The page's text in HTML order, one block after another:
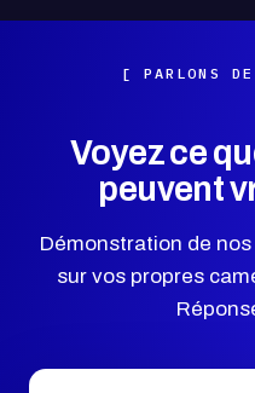
PARLONS
Voyez ce
peuvent
Démonstration de
sur vos propres